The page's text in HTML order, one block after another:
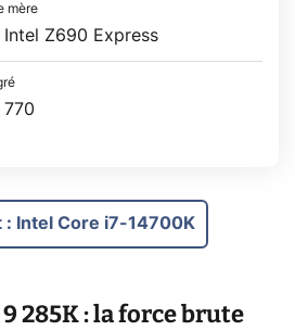
mère
Intel Z690 Express
770
: Intel Core i7-14700K
285K : la force brute